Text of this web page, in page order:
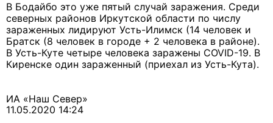
В Бодайбо это уже пятый случай заражения. Среди
северных районов Иркутской области по числу
зараженных лидируют Усть-Илимск (14 человек и
Братск (8 человек в городе + 2 человека в районе).
В Усть-Куте четыре человека заражены COVID-19. В
Киренске один зараженный (приехал из Усть-Кута).
ИА «Наш Север»
11.05.2020 14:24